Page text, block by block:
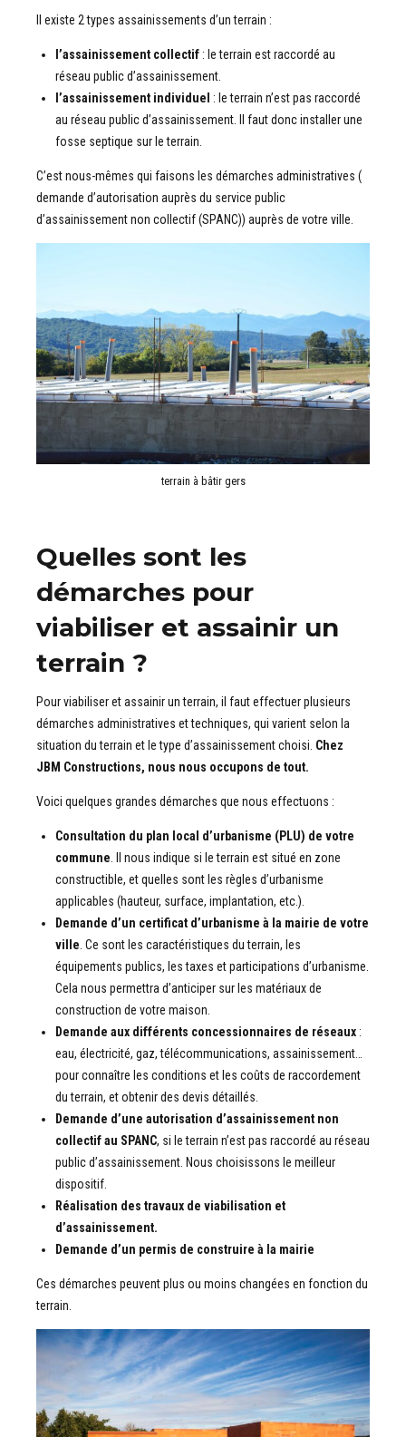
Il existe 2 types assainissements d’un terrain :
l’assainissement collectif : le terrain est raccordé au
réseau public d’assainissement.
l’assainissement individuel : le terrain n’est pas raccordé
au réseau public d’assainissement. Il faut donc installer une
fosse septique sur le terrain.
C’est nous-mêmes qui faisons les démarches administratives (
demande d’autorisation auprès du service public
d’assainissement non collectif (SPANC)) auprès de votre ville.
terrain à bâtir gers
Quelles sont les
démarches pour
viabiliser et assainir un
terrain ?
Pour viabiliser et assainir un terrain, il faut effectuer plusieurs
démarches administratives et techniques, qui varient selon la
situation du terrain et le type d’assainissement choisi. Chez
JBM Constructions, nous nous occupons de tout.
Voici quelques grandes démarches que nous effectuons :
Consultation du plan local d’urbanisme (PLU) de votre
commune. Il nous indique si le terrain est situé en zone
constructible, et quelles sont les règles d’urbanisme
applicables (hauteur, surface, implantation, etc.).
Demande d’un certificat d’urbanisme à la mairie de votre
ville. Ce sont les caractéristiques du terrain, les
équipements publics, les taxes et participations d’urbanisme.
Cela nous permettra d’anticiper sur les matériaux de
construction de votre maison.
Demande aux différents concessionnaires de réseaux :
eau, électricité, gaz, télécommunications, assainissement…
pour connaître les conditions et les coûts de raccordement
du terrain, et obtenir des devis détaillés.
Demande d’une autorisation d’assainissement non
collectif au SPANC, si le terrain n’est pas raccordé au réseau
public d’assainissement. Nous choisissons le meilleur
dispositif.
Réalisation des travaux de viabilisation et
d’assainissement.
Demande d’un permis de construire à la mairie
Ces démarches peuvent plus ou moins changées en fonction du
terrain.